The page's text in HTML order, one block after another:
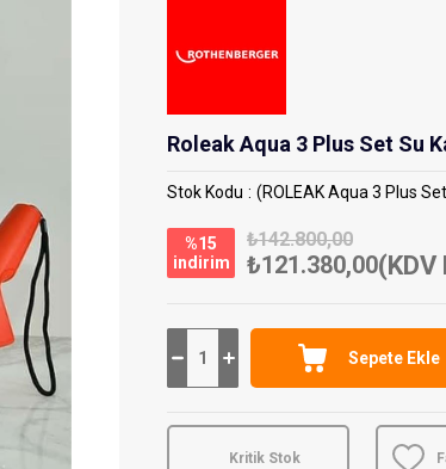
Roleak Aqua 3 Plus Set Su
Stok Kodu (ROLEAK Aqua 3 Plus
%15
i̇ndirim
₺142.800,00
₺121.380,00(KDV
Kritik Stok